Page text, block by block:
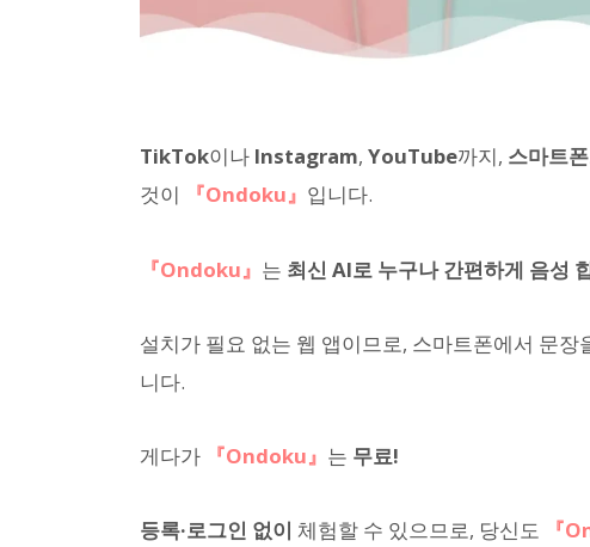
TikTok이나 Instagram, YouTube까지, 스마트
것이
『Ondoku』 입니다.
『Ondoku』 는 최신 AI로 누구나 간편하게 음성
설치가 필요 없는 웹 앱이므로, 스마트폰에서 문
니다.
게다가 『Ondoku』 는 무료!
등록·로그인 없이 체험할 수 있으므로, 당신도 『